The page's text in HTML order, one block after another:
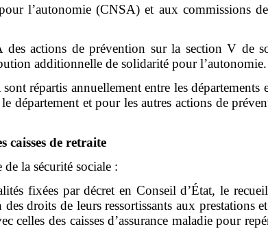
l’autonomie (CNSA) et aux commissions
actions de prévention sur la section V de
additionnelle de solidarité pour l’autonomie.
répartis annuellement entre les
département et pour les autres actions de
caisses de retraite
la sécurité sociale :
fixées par décret en Conseil d’État, le
des droits de leurs ressortissants aux
celles des caisses d’assurance maladie pour